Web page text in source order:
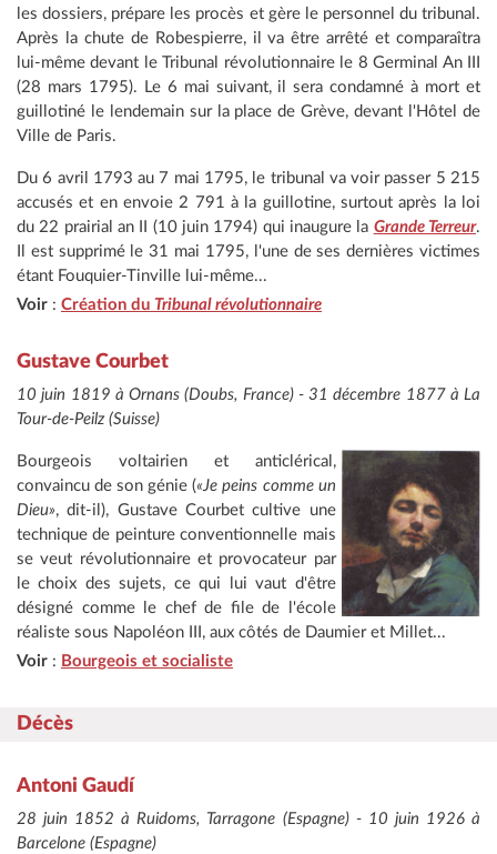
les dossiers, prépare les procès et gère le personnel du tribunal.
Après la chute de Robespierre, il va être arrêté et comparaîtra
lui-même devant le Tribunal révolutionnaire le 8 Germinal An III
(28 mars 1795). Le 6 mai suivant, il sera condamné à mort et
guillotiné le lendemain sur la place de Grève, devant l'Hôtel de
Ville de Paris.
Du 6 avril 1793 au 7 mai 1795, le tribunal va voir passer 5 215
accusés et en envoie 2 791 à la guillotine, surtout après la loi
du 22 prairial an II (10 juin 1794) qui inaugure la Grande Terreur.
Il est supprimé le 31 mai 1795, l'une de ses dernières victimes
étant Fouquier-Tinville lui-même...
Voir : Création du Tribunal révolutionnaire
Gustave Courbet
10 juin 1819 à Ornans (Doubs, France) - 31 décembre 1877 à La
Tour-de-Peilz (Suisse)
Bourgeois voltairien et anticlérical,
convaincu de son génie («Je peins comme un
Dieu», dit-il), Gustave Courbet cultive une
technique de peinture conventionnelle mais
se veut révolutionnaire et provocateur par
le choix des sujets, ce qui lui vaut d'être
désigné comme le chef de file de l'école
réaliste sous Napoléon III, aux côtés de Daumier et Millet...
Voir : Bourgeois et socialiste
Décès
Antoni Gaudí
28 juin 1852 à Ruidoms, Tarragone (Espagne) - 10 juin 1926 à
Barcelone (Espagne)